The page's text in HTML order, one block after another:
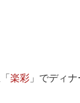
楽彩 」でディ